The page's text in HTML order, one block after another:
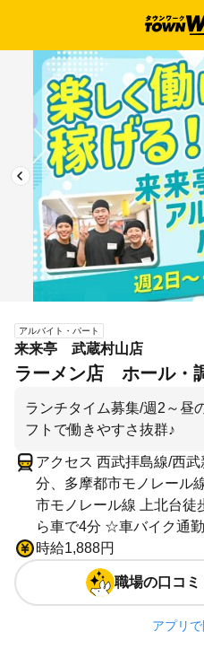
アルバイト・パート
来来亭 武蔵村山店
ラーメン店 ホール・
ランチタイム募集/週2～昼
フトで働きやすさ抜群♪
アクセス 西武拝島線/西
分、多摩都市モノレール
市モノレール線 上北台徒
ら車で4分 ☆車バイク通
時給1,888円
職場の口コ
アプリで